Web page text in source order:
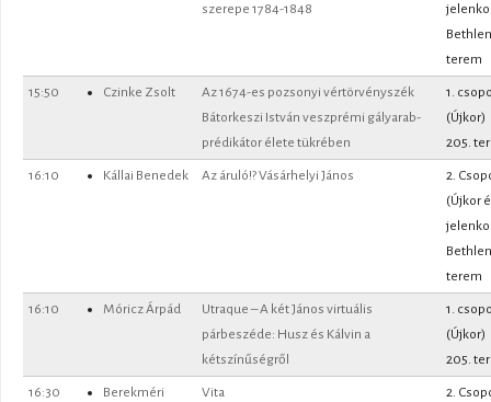
szerepe 1784-1848
Bethlen
terem
15:50 Czinke Zsolt
Az 1674-es pozsonyi vértörvényszék
Bátorkeszi István veszprémi gályarab-
prédikátor élete tükrében
1.
(Újkor)
205.
16:10 Kállai Benedek Az áruló!? Vásárhelyi János
2.
(Újkor
Bethlen
terem
16:10 Móricz Árpád
Utraque – A két János virtuális
párbeszéde: Husz és Kálvin a
kétszínűségről
1.
(Újkor)
205.
16:30
Berekméri
Vita
2.